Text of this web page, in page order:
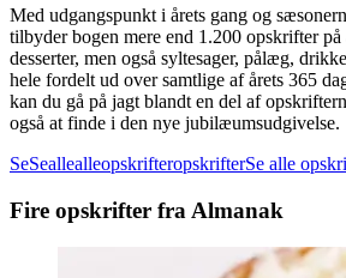
Med udgangspunkt i årets gang og
tilbyder bogen mere end 1.200 opskrifter på
desserter, men også syltesager, pålæg,
hele fordelt ud over samtlige af årets 365
kan du gå på jagt blandt en del af
også at finde i den nye jubilæumsudgivelse.
SeSeallealleopskrifteropskrifterSe alle
Fire opskrifter fra Almanak